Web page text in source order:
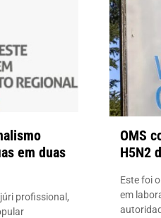
em duas
profissional,
OMS
H5N2
Este foi
em